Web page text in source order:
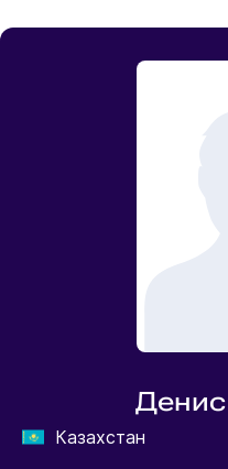
Казахстан